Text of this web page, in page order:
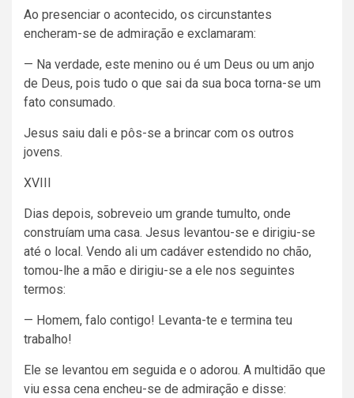
Ao presenciar o acontecido, os circunstantes
encheram-se de admiração e exclamaram:
— Na verdade, este menino ou é um Deus ou um anjo
de Deus, pois tudo o que sai da sua boca torna-se um
fato consumado.
Jesus saiu dali e pôs-se a brincar com os outros
jovens.
XVIII
Dias depois, sobreveio um grande tumulto, onde
construíam uma casa. Jesus levantou-se e dirigiu-se
até o local. Vendo ali um cadáver estendido no chão,
tomou-lhe a mão e dirigiu-se a ele nos seguintes
termos:
— Homem, falo contigo! Levanta-te e termina teu
trabalho!
Ele se levantou em seguida e o adorou. A multidão que
viu essa cena encheu-se de admiração e disse: